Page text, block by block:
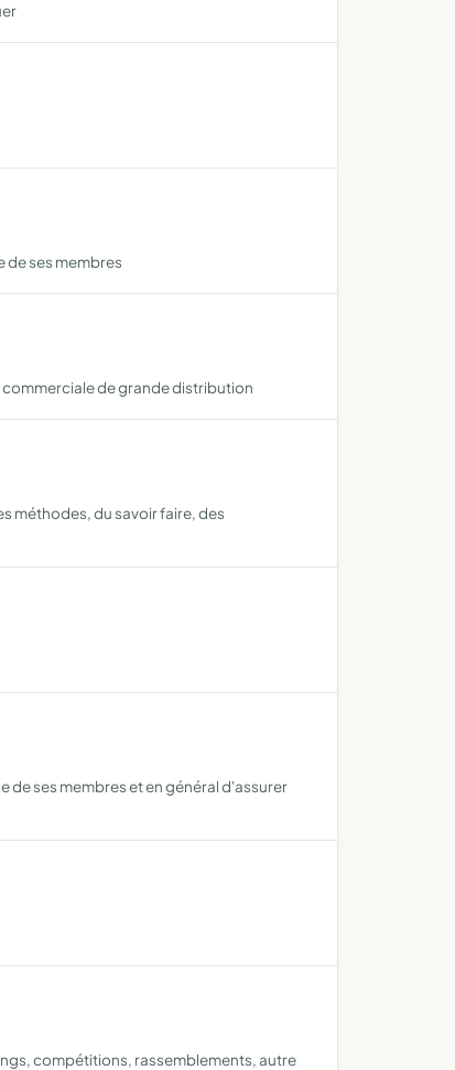
ses membres
de grande distribution
méthodes, du savoir faire, des
ses membres et en général d'assurer
compétitions, rassemblements, autre